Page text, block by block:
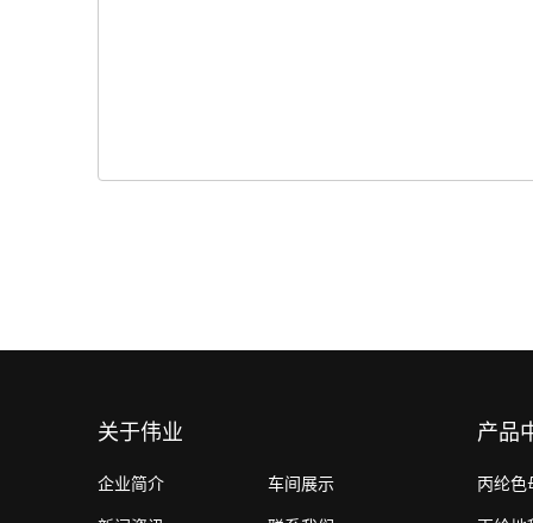
关于伟业
企业简介 车间展示
产品
丙纶色